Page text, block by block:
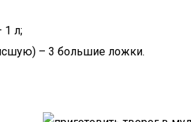
1 л;
– 3 большие ложки.